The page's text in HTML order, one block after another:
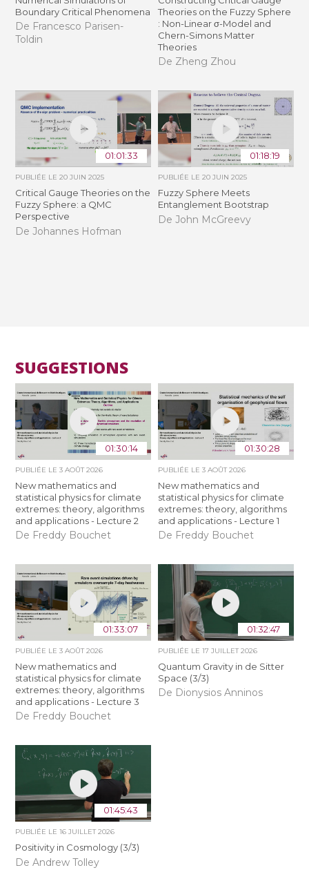
Boundary Critical Phenomena
De Francesco Parisen-
Toldin
Theories on the Fuzzy Sphere
: Non-Linear σ-Model and
Chern-Simons Matter
Theories
De Zheng Zhou
01:01:33
PUBLIÉE LE20 JUIN 2025
Critical Gauge Theories on the
Fuzzy Sphere: a QMC
Perspective
De Johannes Hofman
01:18:19
PUBLIÉE LE 20 JUIN 2025
Fuzzy Sphere Meets
Entanglement Bootstrap
De John McGreevy
SUGGESTIONS
01:30:14
PUBLIÉE LE3 AOÛT 2026
New mathematics and
statistical physics for climate
extremes: theory, algorithms
and applications - Lecture 2
De Freddy Bouchet
01:30:28
PUBLIÉE LE 3 AOÛT 2026
New mathematics and
statistical physics for climate
extremes: theory, algorithms
and applications - Lecture 1
De Freddy Bouchet
01:33:07
PUBLIÉE LE3 AOÛT 2026
New mathematics and
statistical physics for climate
extremes: theory, algorithms
and applications - Lecture 3
De Freddy Bouchet
01:32:47
PUBLIÉE LE 17 JUILLET 2026
Quantum Gravity in de Sitter
Space (3/3)
De Dionysios Anninos
01:45:43
PUBLIÉE LE16 JUILLET 2026
Positivity in Cosmology (3/3)
De Andrew Tolley